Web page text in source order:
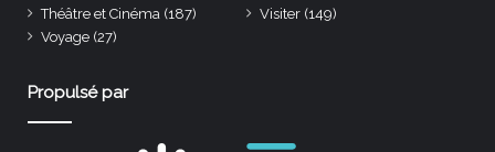
Théâtre et Cinéma (187) Visiter (149)
Voyage (27)
Propulsé par